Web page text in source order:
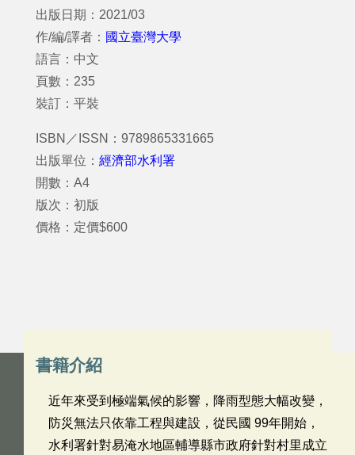
出版日期：2021/03
作/編/譯者： 國立臺灣大學
語言：中文
頁數：235
裝訂：平裝
ISBN／ISSN：9789865331665
出版單位： 經濟部水利署
開數：A4
版次：初版
價格：定價$600
書籍介紹
近年來受到極端氣候的影響，降雨型態大幅改變，
防災無法只依靠工程與建設，從民國 99年開始，
水利署針對易淹水地區輔導縣市政府針對村里成立